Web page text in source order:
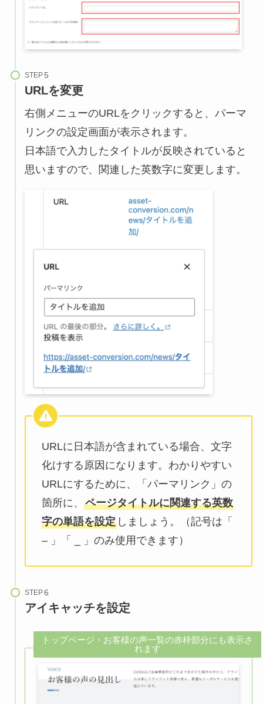
STEP
URLを変更
右側メニューのURLをクリックすると、パーマ
リンクの設定画面が表示されます。
日本語で入力したタイトルが反映されていると
思いますので、関連した英数字に変更します。
URLに日本語が含まれている場合、文字
化けする原因になります。わかりやすい
URLにするために、「パーマリンク」の
箇所に、 ページタイトルに関連する英数
字の単語を設定しましょう。（記号は「
– 」「 _ 」のみ使用できます）
STEP
アイキャッチを設定
トップページ・お客様の声一覧の赤枠部分にも表示さ
れます